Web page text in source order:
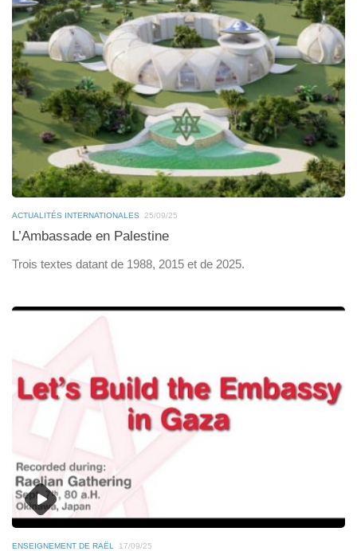
ACTUALITÉS INTERNATIONALES 25/09/25
L’Ambassade en Palestine
Trois textes datant de 1988, 2015 et de 2025.
ENSEIGNEMENT DE RAËL 17/09/25